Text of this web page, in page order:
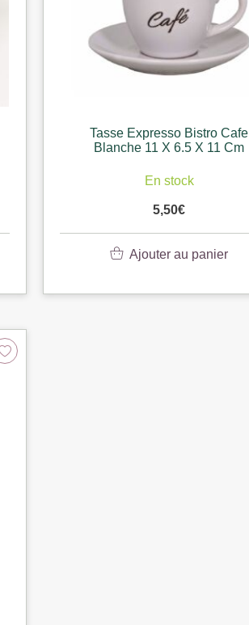
Tasse Expresso Bistro Cafe
Blanche 11 X 6.5 X 11 Cm
En stock
5,50€
Ajouter au panier